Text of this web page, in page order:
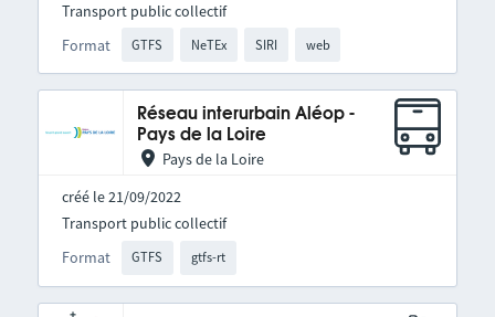
Format GTFS NeTEx SIRI web
Transport public collectif
Réseau interurbain Aléop -
Pays de la Loire
Pays de la Loire
créé le 21/09/2022
Format GTFS gtfs-rt
Transport public collectif